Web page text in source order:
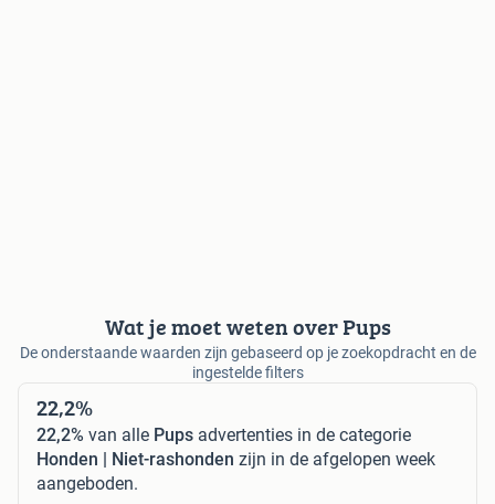
Wat je moet weten over Pups
De onderstaande waarden zijn gebaseerd op je zoekopdracht en de
ingestelde filters
22,2%
22,2% van alle Pups advertenties in de categorie
Honden | Niet-rashonden zijn in de afgelopen week
aangeboden.